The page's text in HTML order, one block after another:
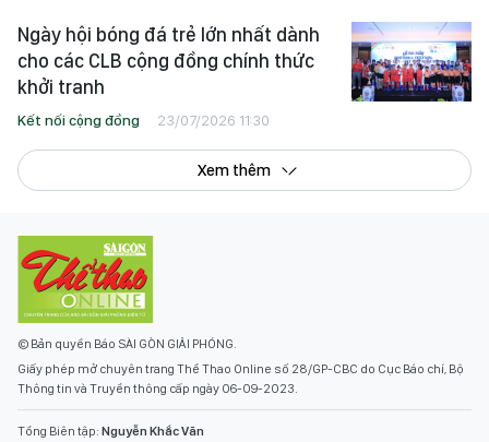
Ngày hội bóng đá trẻ lớn nhất dành
cho các CLB cộng đồng chính thức
khởi tranh
Kết nối cộng đồng 23/07/2026 11:30
Xem thêm
© Bản quyền Báo SÀI GÒN GIẢI PHÓNG.
Giấy phép mở chuyên trang Thể Thao Online số 28/GP-CBC do Cục Báo chí, Bộ
Thông tin và Truyền thông cấp ngày 06-09-2023.
Tổng Biên tập: Nguyễn Khắc Văn